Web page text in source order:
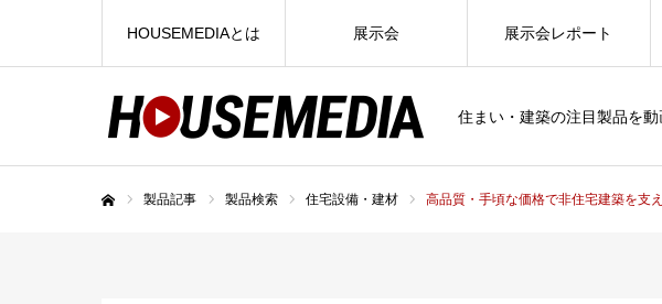
住まい・建築の注目製品を
HOUSEMEDIAとは 展示会 展示会レポート
製品記事 製品検索 住宅設備・建材 高品質・手頃な価格で非住宅建築を支